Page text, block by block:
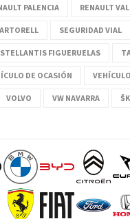
PALENCIA RENAULT
SEGURIDAD VIAL
STELLANTIS FIGUERUELAS
DE OCASIÓN
VOLVO VW NAVARRA